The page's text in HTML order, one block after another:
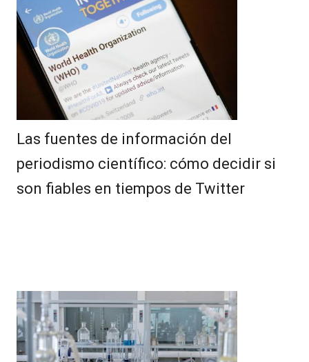
Las fuentes de información del
periodismo científico: cómo decidir si
son fiables en tiempos de Twitter